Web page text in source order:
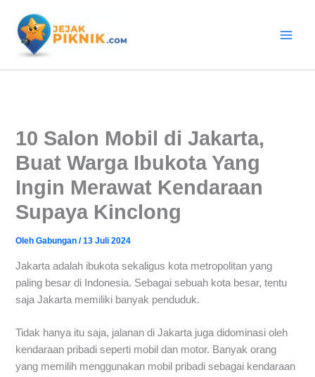
konten
10 Salon Mobil di Jakarta,
Buat Warga Ibukota Yang
Ingin Merawat Kendaraan
Supaya Kinclong
OlehGabungan/13 Juli 2024
Jakarta adalah ibukota sekaligus kota metropolitan yang
paling besar di Indonesia. Sebagai sebuah kota besar, tentu
saja Jakarta memiliki banyak penduduk.
Tidak hanya itu saja, jalanan di Jakarta juga didominasi oleh
kendaraan pribadi seperti mobil dan motor. Banyak orang
yang memilih menggunakan mobil pribadi sebagai kendaraan